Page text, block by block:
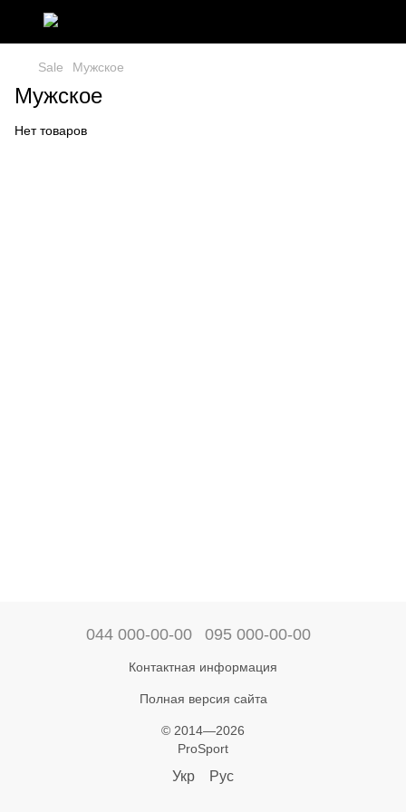
Sale Мужское
Мужское
Нет товаров
044 000-00-00 095 000-00-00
Контактная информация
Полная версия сайта
© 2014—2026
ProSport
Укр Рус